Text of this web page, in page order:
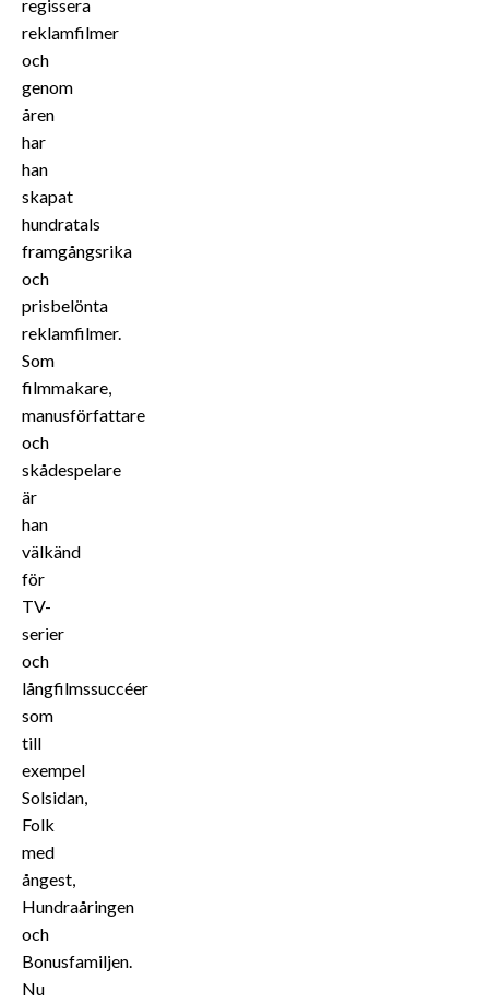
regissera
reklamfilmer
och
genom
åren
har
han
skapat
hundratals
framgångsrika
och
prisbelönta
reklamfilmer.
Som
filmmakare,
manusförfattare
och
skådespelare
är
han
välkänd
för
TV-
serier
och
långfilmssuccéer
som
till
exempel
Solsidan,
Folk
med
ångest,
Hundraåringen
och
Bonusfamiljen.
Nu